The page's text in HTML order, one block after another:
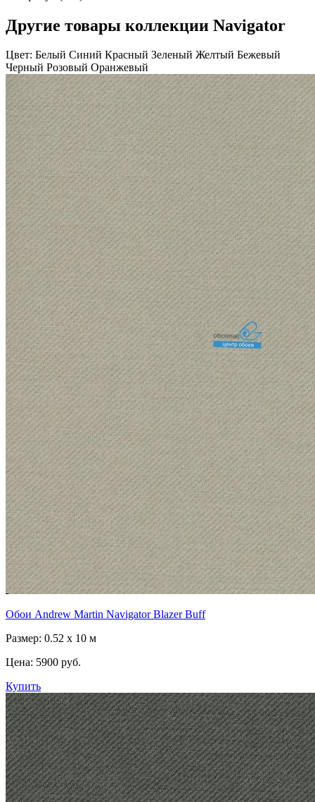
Другие товары коллекции Navigator
Цвет: Белый Синий Красный Зеленый Желтый Бежевый
Черный Розовый Оранжевый
Обои Andrew Martin Navigator Blazer Buff
Размер: 0.52 x 10 м
Цена: 5900 руб.
Купить